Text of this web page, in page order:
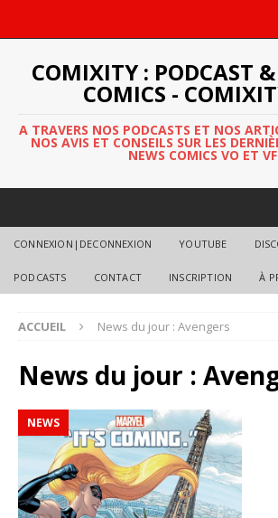
COMIXITY : PODCAST &
COMICS -
A TRAVERS NOS PODCASTS ET NOS
NOS AVIS ET CONSEILS SUR LES
NEWS COMICS VO ET VF
CONNEXION|DECONNEXION YOUTUBE
PODCASTS CONTACT INSCRIPTION À
ACCUEIL News du jour : Avengers
News du jour :
NEWS